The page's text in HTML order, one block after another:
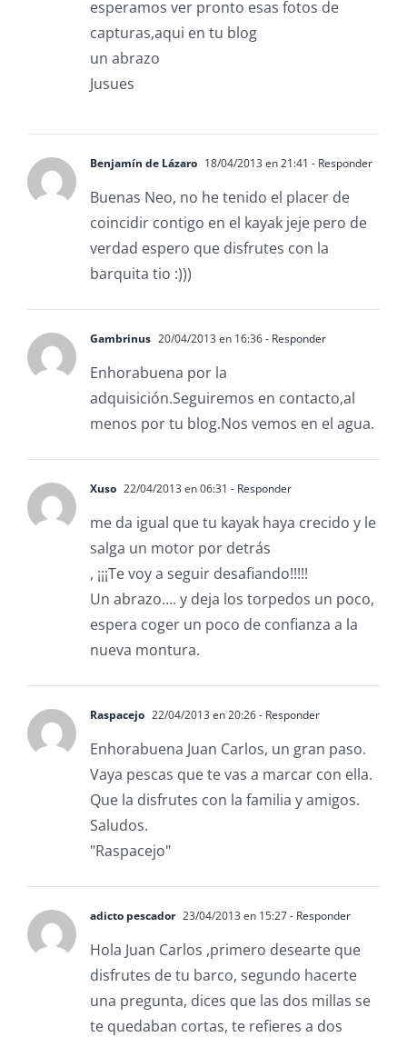
esperamos ver pronto esas fotos de
capturas,aqui en tu blog
un abrazo
Jusues
Benjamín de Lázaro 18/04/2013 en 21:41 - Responder
Buenas Neo, no he tenido el placer de
coincidir contigo en el kayak jeje pero de
verdad espero que disfrutes con la
barquita tio :)))
Gambrinus 20/04/2013 en 16:36- Responder
Enhorabuena por la
adquisición.Seguiremos en contacto,al
menos por tu blog.Nos vemos en el agua.
Xuso 22/04/2013 en 06:31 - Responder
me da igual que tu kayak haya crecido y le
salga un motor por detrás
, ¡¡¡Te voy a seguir desafiando!!!!!
Un abrazo…. y deja los torpedos un poco,
espera coger un poco de confianza a la
nueva montura.
Raspacejo 22/04/2013 en 20:26- Responder
Enhorabuena Juan Carlos, un gran paso.
Vaya pescas que te vas a marcar con ella.
Que la disfrutes con la familia y amigos.
Saludos.
"Raspacejo"
adicto pescador 23/04/2013 en 15:27- Responder
Hola Juan Carlos ,primero desearte que
disfrutes de tu barco, segundo hacerte
una pregunta, dices que las dos millas se
te quedaban cortas, te refieres a dos